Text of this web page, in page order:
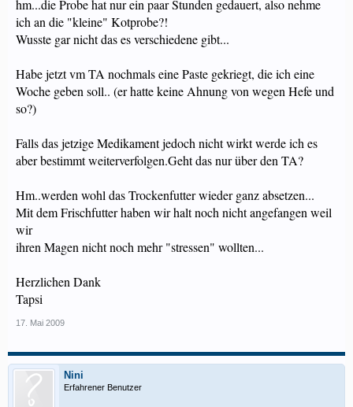
hm...die Probe hat nur ein paar Stunden gedauert, also nehme
ich an die "kleine" Kotprobe?!
Wusste gar nicht das es verschiedene gibt...
Habe jetzt vm TA nochmals eine Paste gekriegt, die ich eine
Woche geben soll.. (er hatte keine Ahnung von wegen Hefe und
so?)
Falls das jetzige Medikament jedoch nicht wirkt werde ich es
aber bestimmt weiterverfolgen.Geht das nur über den TA?
Hm..werden wohl das Trockenfutter wieder ganz absetzen...
Mit dem Frischfutter haben wir halt noch nicht angefangen weil
wir
ihren Magen nicht noch mehr "stressen" wollten...
Herzlichen Dank
Tapsi
17. Mai 2009
Nini
Erfahrener Benutzer